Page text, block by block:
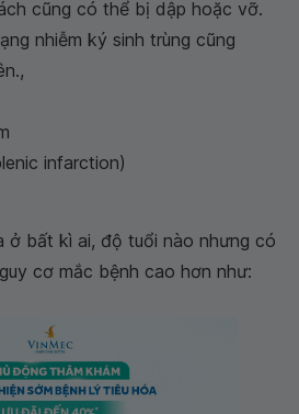
cũng có thể bị dập hoặc vỡ.
nhiễm ký sinh trùng cũng
infarction)
ở bất kì ai, độ tuổi nào nhưng có
cơ mắc bệnh cao hơn như: